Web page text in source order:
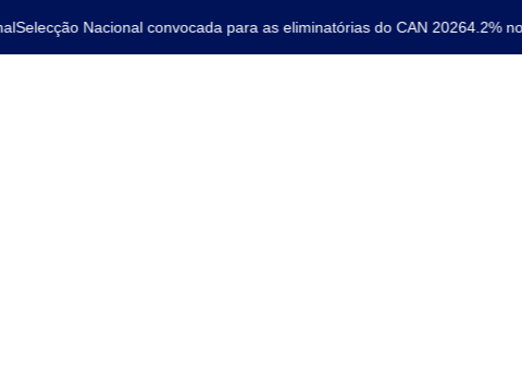
Nacional convocada para as eliminatórias do CAN 20264.2% no